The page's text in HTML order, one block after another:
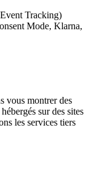
Tracking)
Mode, Klarna,
vous montrer des
sur des sites
les services tiers